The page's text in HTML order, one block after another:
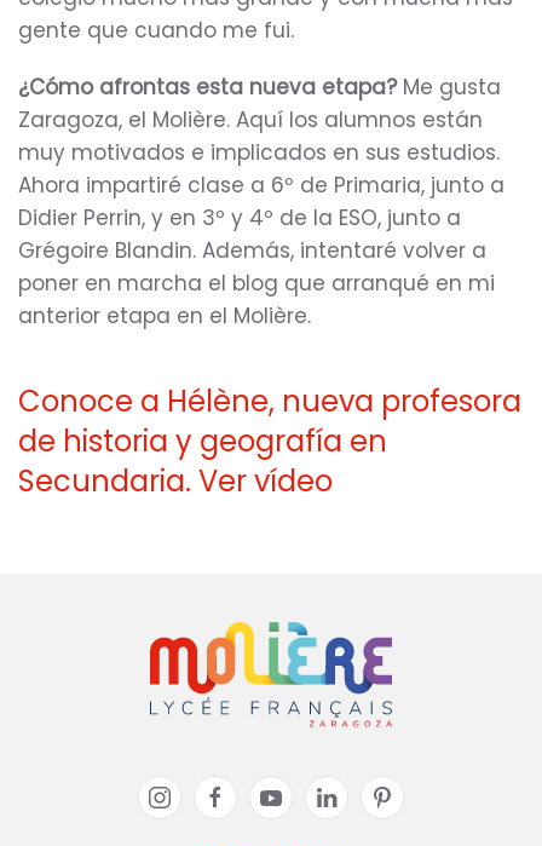
gente que cuando me fui.
¿Cómo afrontas esta nueva etapa?Me gusta
Zaragoza, el Molière. Aquí los alumnos están
muy motivados e implicados en sus estudios.
Ahora impartiré clase a 6º de Primaria, junto a
Didier Perrin, y en 3º y 4º de la ESO, junto a
Grégoire Blandin. Además, intentaré volver a
poner en marcha el blog que arranqué en mi
anterior etapa en el Molière.
Conoce a Hélène, nueva profesora
de historia y geografía en
Secundaria. Ver vídeo